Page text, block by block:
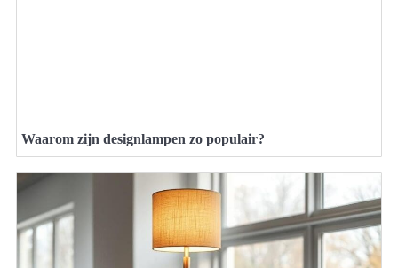
Waarom zijn designlampen zo populair?